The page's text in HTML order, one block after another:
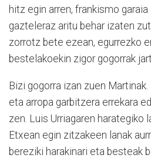
hitz egin arren, frankismo
gazteleraz aritu behar izaten
zorrotz bete ezean, egurrezko
bestelakoekin zigor gogorrak
Bizi gogorra izan zuen
eta arropa garbitzera errekara
zen. Luis Urriagaren harategiko
Etxean egin zitzakeen lanak
bereziki harakinari eta besteak